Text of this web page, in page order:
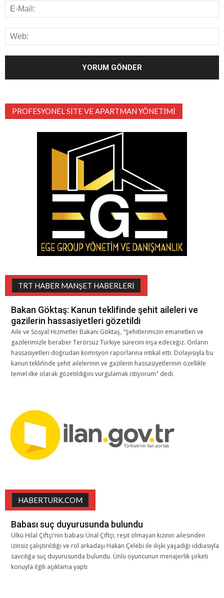
PROFESYONEL SITE VE APARTMAN YÖNETIMI
TRT HABER MANŞET HABERLERI
Bakan Göktaş: Kanun teklifinde şehit aileleri ve
gazilerin hassasiyetleri gözetildi
Aile ve Sosyal Hizmetler Bakanı Göktaş, "Şehitlerimizin emanetleri ve
gazilerimizle beraber Terörsüz Türkiye sürecini inşa edeceğiz. Onların
hassasiyetleri doğrudan komisyon raporlarına intikal etti. Dolayısıyla bu
kanun teklifinde şehit ailelerinin ve gazilerin hassasiyetlerinin özellikle
temel ilke olarak gözetildiğini vurgulamak istiyorum" dedi.
HABERTURK.COM
Babası suç duyurusunda bulundu
Ülkü Hilal Çiftçi'nin babası Ünal Çiftçi, reşit olmayan kızının ailesinden
izinsiz çalıştırıldığı ve rol arkadaşı Hakan Çelebi ile ilişki yaşadığı iddiasıyla
savcılığa suç duyurusunda bulundu. Ünlü oyuncunun menajerlik şirketi
konuyla ilgili açıklama yaptı